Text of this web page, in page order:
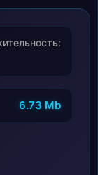
6.73 Mb